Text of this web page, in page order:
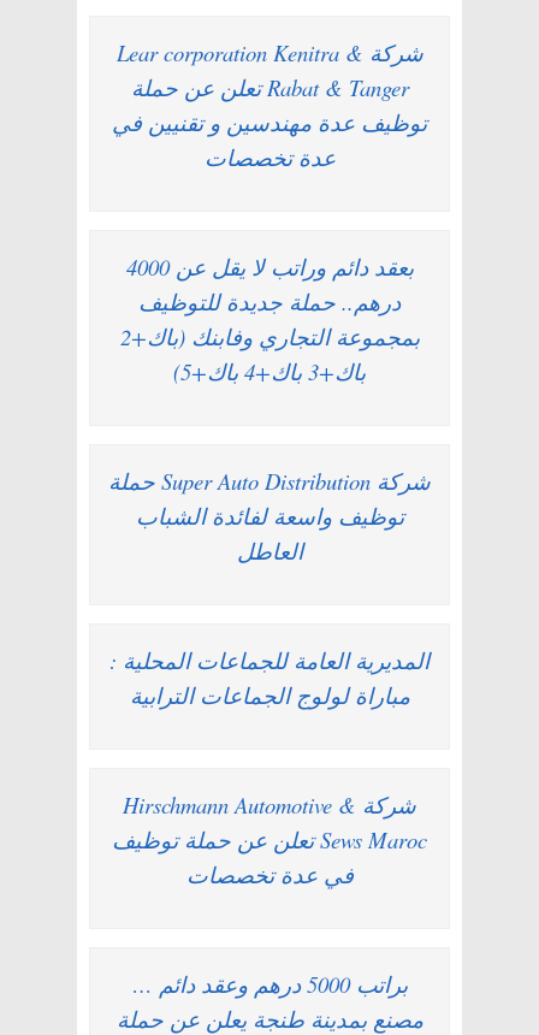
شركة Lear corporation Kenitra &
Rabat & Tanger تعلن عن حملة
توظيف عدة مهندسين و تقنيين في
عدة تخصصات
بعقد دائم وراتب لا يقل عن 4000
درهم.. حملة جديدة للتوظيف
بمجموعة التجاري وفابنك (باك+2
باك+3 باك+4 باك+5)
شركة Super Auto Distribution حملة
توظيف واسعة لفائدة الشباب
العاطل
المديرية العامة للجماعات المحلية :
مباراة لولوج الجماعات الترابية
شركة Hirschmann Automotive &
Sews Maroc تعلن عن حملة توظيف
في عدة تخصصات
براتب 5000 درهم وعقد دائم …
مصنع بمدينة طنجة يعلن عن حملة